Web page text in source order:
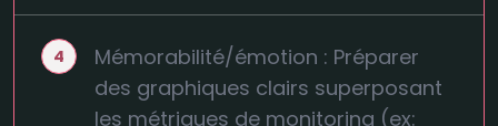
Mémorabilité/émotion : Préparer
des graphiques clairs superposant
les métriques de monitoring (ex: